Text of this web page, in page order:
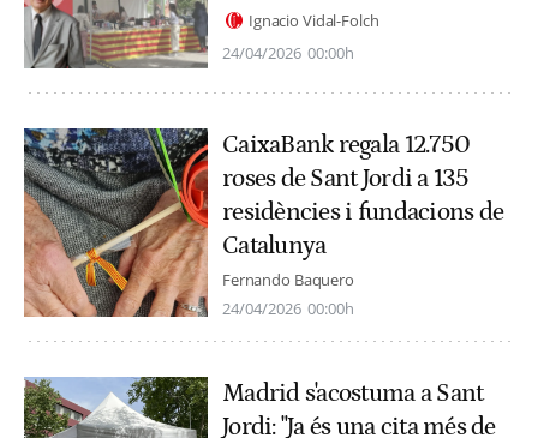
Ignacio Vidal-Folch
24/04/2026 00:00h
CaixaBank regala 12.750
roses de Sant Jordi a 135
residències i fundacions de
Catalunya
Fernando Baquero
24/04/2026 00:00h
Madrid s'acostuma a Sant
Jordi: "Ja és una cita més de